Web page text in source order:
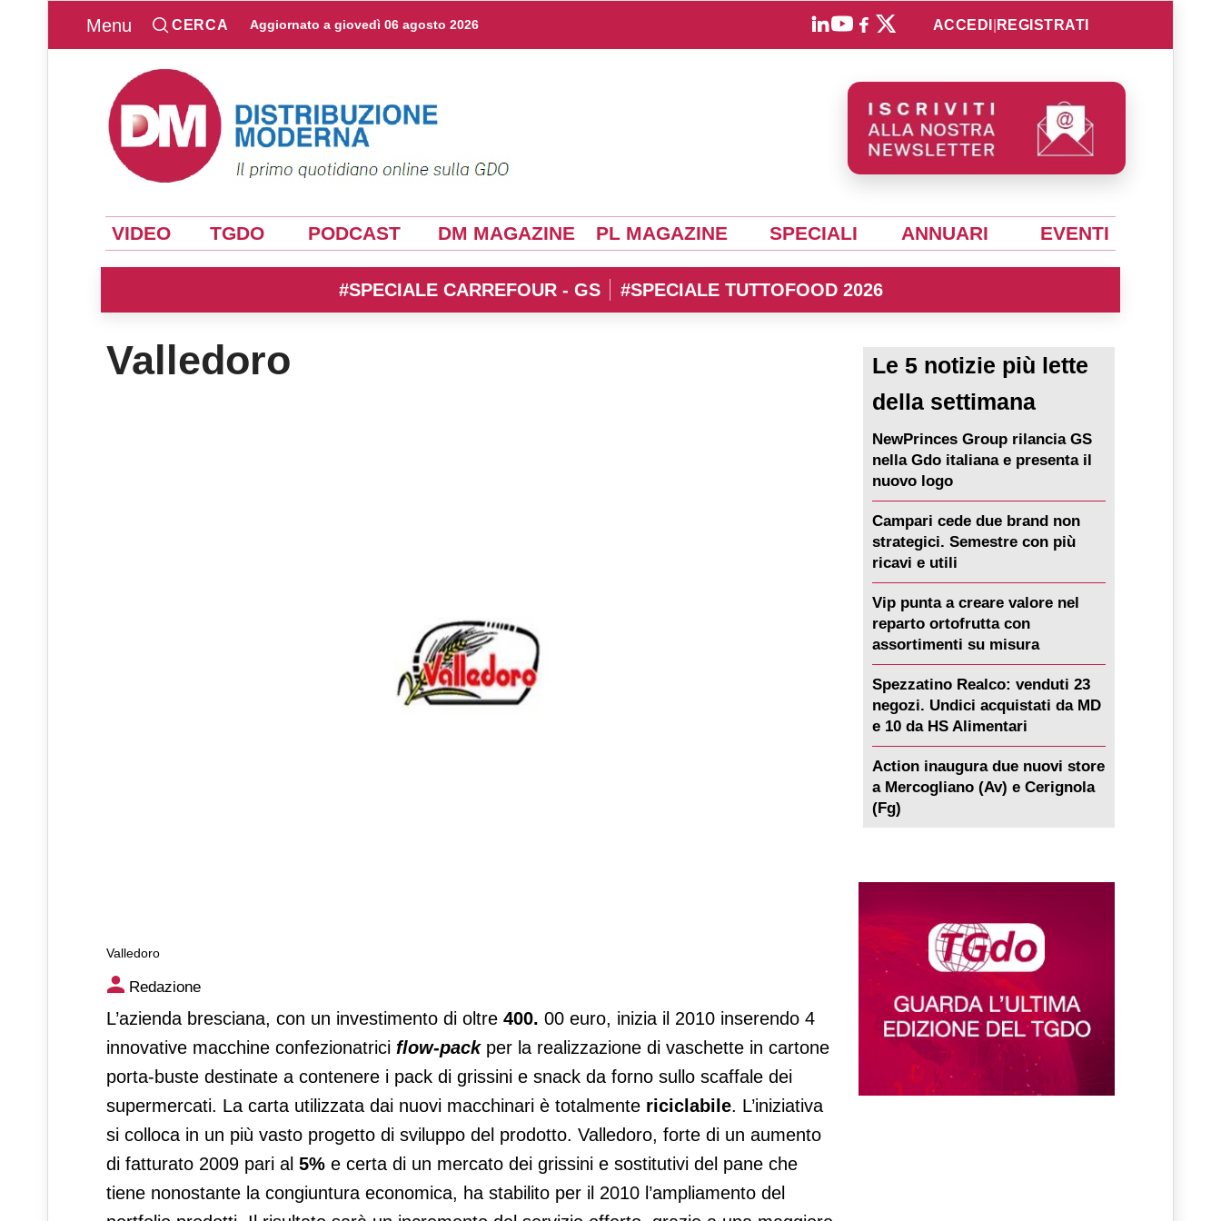
Menu CERCA Aggiornato a giovedì 06 agosto 2026 ACCEDI REGISTRATI
VIDEO TGDO PODCAST DM MAGAZINE PL MAGAZINE SPECIALI ANNUARI EVENTI
#SPECIALE CARREFOUR - GS #SPECIALE TUTTOFOOD 2026
Valledoro
Valledoro
Valledoro
Redazione
L’azienda bresciana, con un investimento di oltre 400. 00 euro, inizia il 2010 inserendo 4
innovative macchine confezionatrici flow-packper la realizzazione di vaschette in cartone
porta-buste destinate a contenere i pack di grissini e snack da forno sullo scaffale dei
supermercati. La carta utilizzata dai nuovi macchinari è totalmente riciclabile. L’iniziativa
si colloca in un più vasto progetto di sviluppo del prodotto. Valledoro, forte di un aumento
di fatturato 2009 pari al 5% e certa di un mercato dei grissini e sostitutivi del pane che
tiene nonostante la congiuntura economica, ha stabilito per il 2010 l’ampliamento del
Le 5 notizie più lette
della settimana
NewPrinces Group rilancia GS
nella Gdo italiana e presenta il
nuovo logo
Campari cede due brand non
strategici. Semestre con più
ricavi e utili
Vip punta a creare valore nel
reparto ortofrutta con
assortimenti su misura
Spezzatino Realco: venduti 23
negozi. Undici acquistati da MD
e 10 da HS Alimentari
Action inaugura due nuovi store
a Mercogliano (Av) e Cerignola
(Fg)